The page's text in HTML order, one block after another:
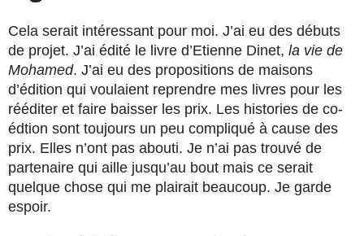
Cela serait intéressant pour moi. J’ai eu des débuts
de projet. J’ai édité le livre d’Etienne Dinet, la vie de
Mohamed. J’ai eu des propositions de maisons
d’édition qui voulaient reprendre mes livres pour les
rééditer et faire baisser les prix. Les histories de co-
édtion sont toujours un peu compliqué à cause des
prix. Elles n’ont pas abouti. Je n’ai pas trouvé de
partenaire qui aille jusqu’au bout mais ce serait
quelque chose qui me plairait beaucoup. Je garde
espoir.